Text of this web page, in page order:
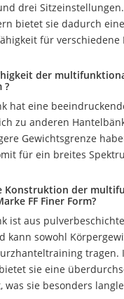
drei
bietet sie dadurch
für
der
?
hat eine
zu anderen
Gewichtsgrenze
für ein breites
Konstruktion der
FF Finer Form?
ist aus
kann sowohl
tragen.
sie eine
was sie besonders